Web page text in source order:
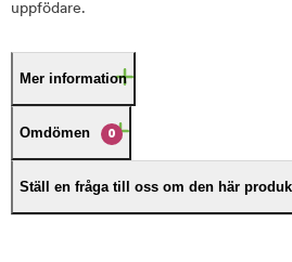
uppfödare.
Mer information
Omdömen 0
Ställ en fråga till oss om den här